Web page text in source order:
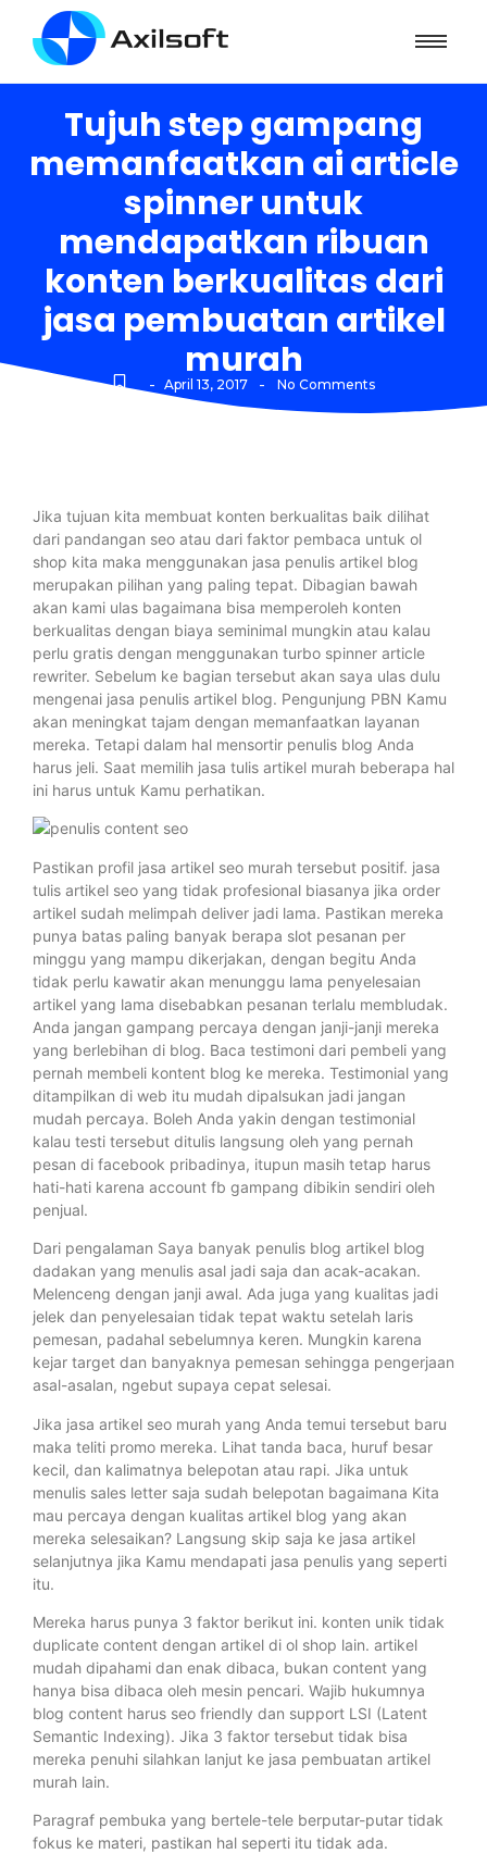
Tujuh step gampang
memanfaatkan ai article
spinner untuk
mendapatkan ribuan
konten berkualitas dari
jasa pembuatan artikel
murah
- April 13, 2017 - No Comments
Jika tujuan kita membuat konten berkualitas baik dilihat
dari pandangan seo atau dari faktor pembaca untuk ol
shop kita maka menggunakan jasa penulis artikel blog
merupakan pilihan yang paling tepat. Dibagian bawah
akan kami ulas bagaimana bisa memperoleh konten
berkualitas dengan biaya seminimal mungkin atau kalau
perlu gratis dengan menggunakan turbo spinner article
rewriter. Sebelum ke bagian tersebut akan saya ulas dulu
mengenai jasa penulis artikel blog. Pengunjung PBN Kamu
akan meningkat tajam dengan memanfaatkan layanan
mereka. Tetapi dalam hal mensortir penulis blog Anda
harus jeli. Saat memilih jasa tulis artikel murah beberapa hal
ini harus untuk Kamu perhatikan.
Pastikan profil jasa artikel seo murah tersebut positif. jasa
tulis artikel seo yang tidak profesional biasanya jika order
artikel sudah melimpah deliver jadi lama. Pastikan mereka
punya batas paling banyak berapa slot pesanan per
minggu yang mampu dikerjakan, dengan begitu Anda
tidak perlu kawatir akan menunggu lama penyelesaian
artikel yang lama disebabkan pesanan terlalu membludak.
Anda jangan gampang percaya dengan janji-janji mereka
yang berlebihan di blog. Baca testimoni dari pembeli yang
pernah membeli kontent blog ke mereka. Testimonial yang
ditampilkan di web itu mudah dipalsukan jadi jangan
mudah percaya. Boleh Anda yakin dengan testimonial
kalau testi tersebut ditulis langsung oleh yang pernah
pesan di facebook pribadinya, itupun masih tetap harus
hati-hati karena account fb gampang dibikin sendiri oleh
penjual.
Dari pengalaman Saya banyak penulis blog artikel blog
dadakan yang menulis asal jadi saja dan acak-acakan.
Melenceng dengan janji awal. Ada juga yang kualitas jadi
jelek dan penyelesaian tidak tepat waktu setelah laris
pemesan, padahal sebelumnya keren. Mungkin karena
kejar target dan banyaknya pemesan sehingga pengerjaan
asal-asalan, ngebut supaya cepat selesai.
Jika jasa artikel seo murah yang Anda temui tersebut baru
maka teliti promo mereka. Lihat tanda baca, huruf besar
kecil, dan kalimatnya belepotan atau rapi. Jika untuk
menulis sales letter saja sudah belepotan bagaimana Kita
mau percaya dengan kualitas artikel blog yang akan
mereka selesaikan? Langsung skip saja ke jasa artikel
selanjutnya jika Kamu mendapati jasa penulis yang seperti
itu.
Mereka harus punya 3 faktor berikut ini. konten unik tidak
duplicate content dengan artikel di ol shop lain. artikel
mudah dipahami dan enak dibaca, bukan content yang
hanya bisa dibaca oleh mesin pencari. Wajib hukumnya
blog content harus seo friendly dan support LSI (Latent
Semantic Indexing). Jika 3 faktor tersebut tidak bisa
mereka penuhi silahkan lanjut ke jasa pembuatan artikel
murah lain.
Paragraf pembuka yang bertele-tele berputar-putar tidak
fokus ke materi, pastikan hal seperti itu tidak ada.